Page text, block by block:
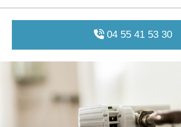
04 55 41 53 30